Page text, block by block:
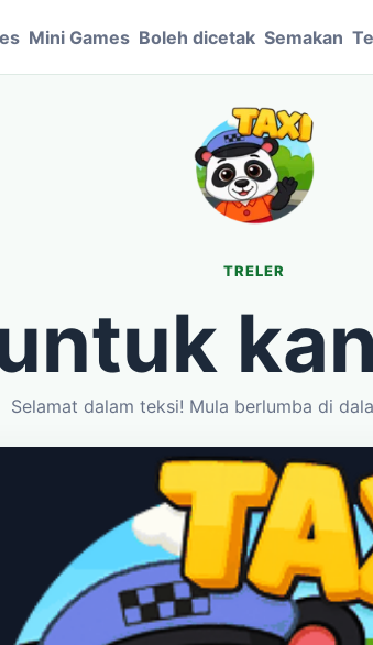
Mini Games Boleh dicetak Semakan
TRELER
Selamat dalam teksi! Mula berlumba di